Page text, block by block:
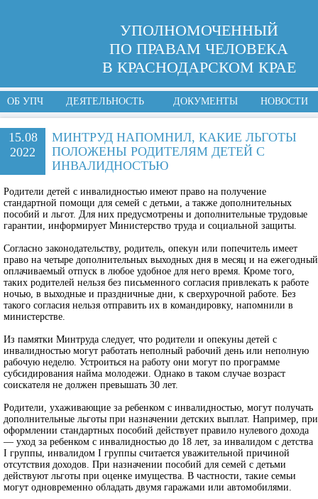
УПОЛНОМОЧЕННЫЙ
ПО ПРАВАМ ЧЕЛОВЕКА
В КРАСНОДАРСКОМ КРАЕ
ОБ УПЧ ДЕЯТЕЛЬНОСТЬ ДОКУМЕНТЫ НОВОСТИ
15.08
2022
МИНТРУД НАПОМНИЛ, КАКИЕ ЛЬГОТЫ
ПОЛОЖЕНЫ РОДИТЕЛЯМ ДЕТЕЙ С
ИНВАЛИДНОСТЬЮ
Родители детей с инвалидностью имеют право на получение
стандартной помощи для семей с детьми, а также дополнительных
пособий и льгот. Для них предусмотрены и дополнительные трудовые
гарантии, информирует Министерство труда и социальной защиты.
Согласно законодательству, родитель, опекун или попечитель имеет
право на четыре дополнительных выходных дня в месяц и на ежегодный
оплачиваемый отпуск в любое удобное для него время. Кроме того,
таких родителей нельзя без письменного согласия привлекать к работе
ночью, в выходные и праздничные дни, к сверхурочной работе. Без
такого согласия нельзя отправить их в командировку, напомнили в
министерстве.
Из памятки Минтруда следует, что родители и опекуны детей с
инвалидностью могут работать неполный рабочий день или неполную
рабочую неделю. Устроиться на работу они могут по программе
субсидирования найма молодежи. Однако в таком случае возраст
соискателя не должен превышать 30 лет.
Родители, ухаживающие за ребенком с инвалидностью, могут получать
дополнительные льготы при назначении детских выплат. Например, при
оформлении стандартных пособий действует правило нулевого дохода
— уход за ребенком с инвалидностью до 18 лет, за инвалидом с детства
I группы, инвалидом I группы считается уважительной причиной
отсутствия доходов. При назначении пособий для семей с детьми
действуют льготы при оценке имущества. В частности, такие семьи
могут одновременно обладать двумя гаражами или автомобилями.